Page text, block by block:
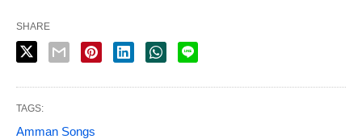
SHARE
TAGS:
Amman Songs